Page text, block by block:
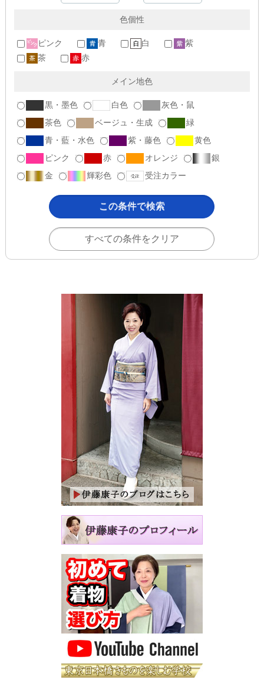
色個性
ピンク 青 白
紫
茶
赤
メイン地色
黒・墨色 白色
灰色・鼠
茶色
ベージュ・生成
緑
青・藍・水色
紫・藤色
黄色
ピンク
赤 オレンジ
銀
金
輝彩色 受注カラー